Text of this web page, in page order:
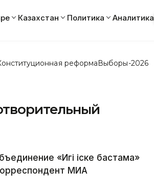
Казахстан Политика Аналитика
реформаВыборы-2026
«Игі іске бастама»
МИА